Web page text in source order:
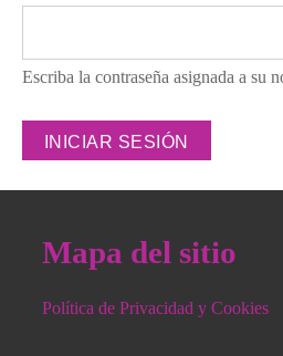
Escriba la contraseña asignada a su
Mapa del sitio
Política de Privacidad y Cookies